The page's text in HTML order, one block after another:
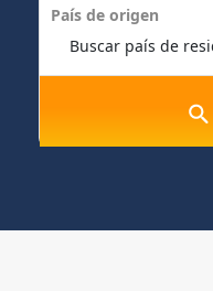
País de origen